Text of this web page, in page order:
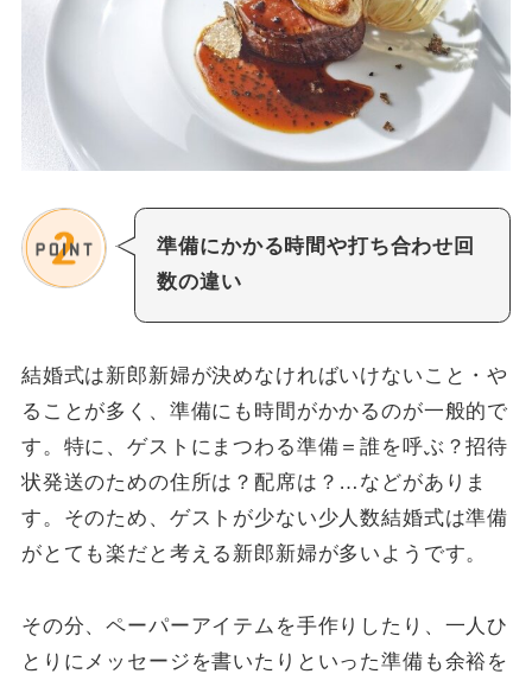
準備にかかる時間や打ち合わせ回
数の違い
結婚式は新郎新婦が決めなければいけないこと・や
ることが多く、準備にも時間がかかるのが一般的で
す。特に、ゲストにまつわる準備＝誰を呼ぶ？招待
状発送のための住所は？配席は？…などがありま
す。そのため、ゲストが少ない少人数結婚式は準備
がとても楽だと考える新郎新婦が多いようです。
その分、ペーパーアイテムを手作りしたり、一人ひ
とりにメッセージを書いたりといった準備も余裕を